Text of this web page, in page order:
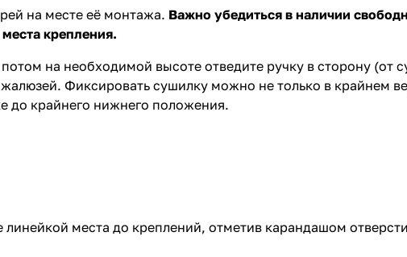
на месте её монтажа. Важно убедиться в наличии
крепления.
на необходимой высоте отведите ручку в сторону (от
Фиксировать сушилку можно не только в крайнем
крайнего нижнего положения.
места до креплений, отметив карандашом